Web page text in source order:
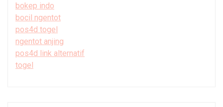
bokep indo
bocil ngentot
pos4d togel
ngentot anjing
pos4d link alternatif
togel